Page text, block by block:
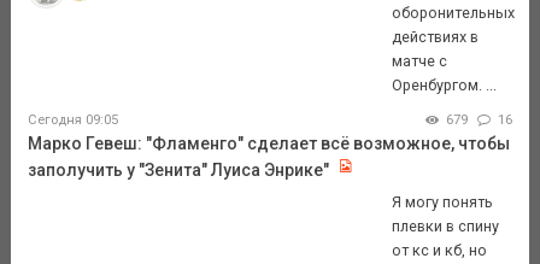
оборонительных
действиях в
матче с
Оренбургом. ...
Сегодня 09:05 679 16
Марко Гевеш: "Фламенго" сделает всё возможное, чтобы
заполучить у "Зенита" Луиса Энрике"
Я могу понять
плевки в спину
от кс и кб, но